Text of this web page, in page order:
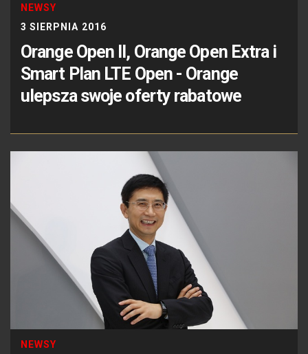
NEWSY
3 SIERPNIA 2016
Orange Open II, Orange Open Extra i
Smart Plan LTE Open - Orange
ulepsza swoje oferty rabatowe
NEWSY